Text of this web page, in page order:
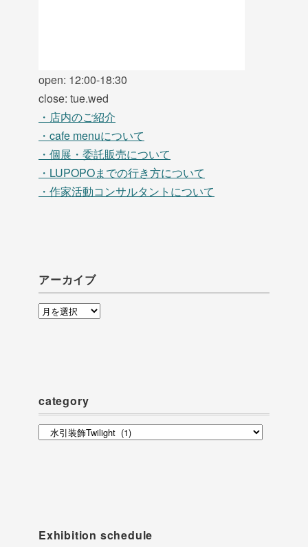
open: 12:00-18:30
close: tue.wed
・店内のご紹介
・cafe menuについて
・個展・委託販売について
・LUPOPOまでの行き方について
・作家活動コンサルタントについて
アーカイブ
ア
category
category
Exhibition schedule